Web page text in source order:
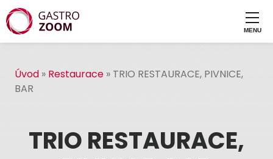
Úvod » Restaurace » TRIO RESTAURACE, PIVNICE,
BAR
TRIO RESTAURACE,